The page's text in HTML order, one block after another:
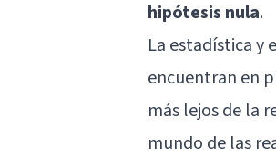
hipótesis nula.
La estadística y
encuentran en
más lejos de la
mundo de las